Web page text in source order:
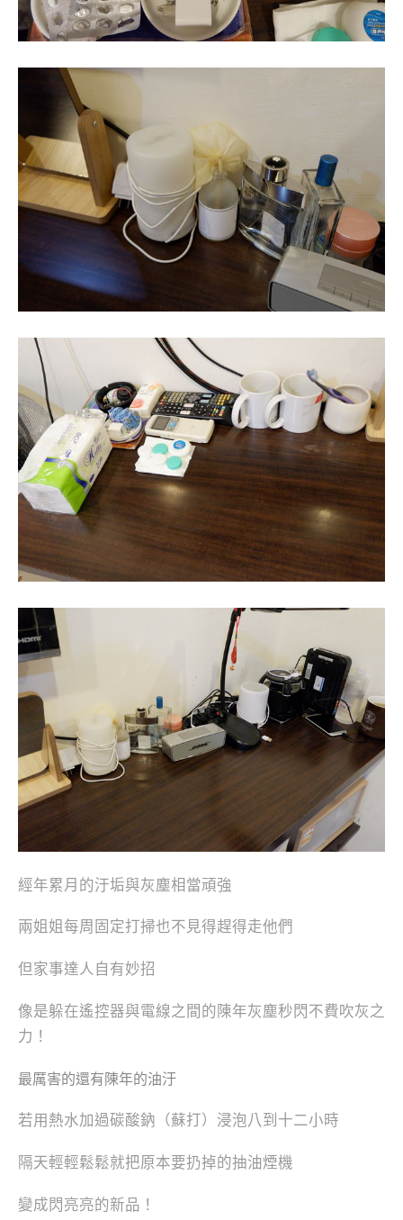
經年累月的汙垢與灰塵相當頑強
兩姐姐每周固定打掃也不見得趕得走他們
但家事達人自有妙招
像是躲在遙控器與電線之間的陳年灰塵秒閃不費吹灰之
力！
最厲害的還有陳年的油汙
若用熱水加過碳酸鈉（蘇打）浸泡八到十二小時
隔天輕輕鬆鬆就把原本要扔掉的抽油煙機
變成閃亮亮的新品！